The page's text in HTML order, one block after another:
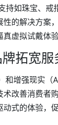
持如珠宝、戒
的解决方案
虚拟试戴体验
拓宽服
和增强现实（
改善消费者
式的体验，